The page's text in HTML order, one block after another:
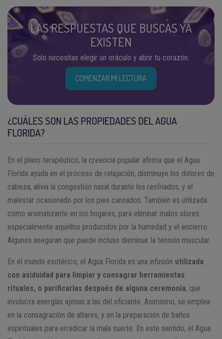
LAS RESPUESTAS QUE BUSCAS YA
EXISTEN
Solo necesitas elegir un oráculo y abrir tu corazón.
COMENZAR MI LECTURA
¿CUÁLES SON LAS PROPIEDADES DEL AGUA
FLORIDA?
En el plano terapéutico, la creencia popular afirma que el Agua
Florida ayuda en el proceso de relajación; disminuye los dolores de
cabeza; alivia la congestión nasal durante los resfriados, y el
malestar ocasionado por los pies cansados. También es utilizada
como aromatizante en los hogares, para eliminar malos olores
especialmente aquellos producidos por la humedad y el encierro.
Algunos aseguran que puede incluso disminuir la tensión muscular.
En el mundo esotérico, el Agua Florida es una infusión utilizada
con asiduidad para limpiar y consagrar herramientas
rituales, o purificarlas después de alguna ceremonia, que
involucra energías ajenas a las del oficiante. Asimismo, se emplea
en la consagración de altares, y en la preparación de baños
espirituales para erradicar la mala suerte. En este sentido, el Agua